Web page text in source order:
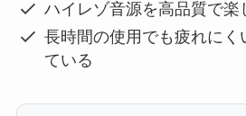
ハイレゾ音源を高品質で楽
長時間の使用でも疲れにく
ている